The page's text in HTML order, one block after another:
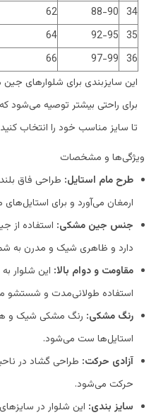
34
88-90
62
35
92-95
64
36
97-99
66
این سایزبندی برای شلوارهای
برای راحتی بیشتر توصیه می‌شود
تا سایز مناسب خود را انتخاب
ویژگی‌ها و مشخصات
طرح مام استایل: طراحی فاق
ارمغان می‌آورد و برای
جنس جین مشکی: استفاده از
دارد و ظاهری شیک و مدرن به
مقاومت و دوام بالا: این شلوار
استفاده طولانی‌مدت و شستشو
رنگ مشکی: رنگ مشکی شیک و
استایل‌ها ست می‌شود.
آزادی حرکت: طراحی گشاد در
حرکت می‌شود.
سایز بندی: